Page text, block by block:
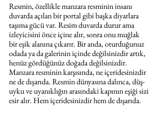
Resmin, özellikle manzara resminin insanı
duvarda açılan bir portal gibi başka diyarlara
taşıma gücü var. Resim duvarda durur ama
izleyicisini önce içine alır, sonra onu muğlak
bir eşik alanına çıkarır. Bir anda, oturduğunuz
odada ya da galerinin içinde değilsinizdir artık,
henüz gördüğünüz doğada değilsinizdir.
Manzara resminin karşısında, ne içeridesinizdir
ne de dışarıda. Resmin dünyasına dalınca, düş-
uyku ve uyanıklığın arasındaki kapının eşiği sizi
esir alır. Hem içeridesinizdir hem de dışarıda.